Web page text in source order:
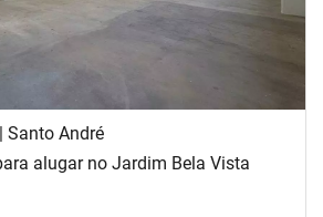
Santo André
alugar no Jardim Bela Vista